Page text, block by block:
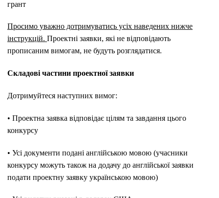
грант
Просимо уважно дотримуватись усіх наведених нижче
інструкцій. Проектні заявки, які не відповідають
прописаним вимогам, не будуть розглядатися.
Складові частини проектної заявки
Дотримуйтеся наступних вимог:
• Проектна заявка відповідає цілям та завдання цього
конкурсу
• Усі документи подані англійською мовою (учасники
конкурсу можуть також на додачу до англійської заявки
подати проектну заявку українською мовою)